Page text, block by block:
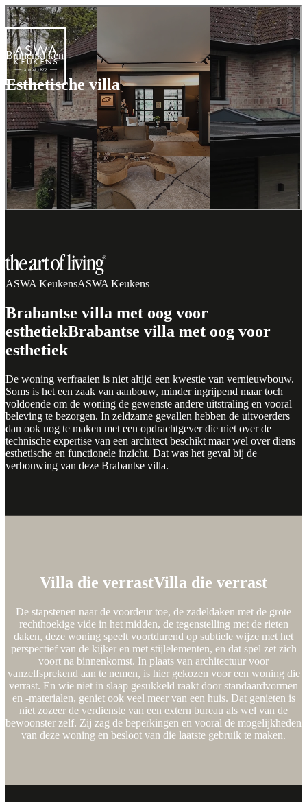
Binnenkijken
Esthetische villa
Plan een adviesgesprek
ASWA KeukensASWA Keukens
Brabantse villa met oog voor
esthetiekBrabantse villa met oog voor
esthetiek
De woning verfraaien is niet altijd een kwestie van vernieuwbouw.
Soms is het een zaak van aanbouw, minder ingrijpend maar toch
voldoende om de woning de gewenste andere uitstraling en vooral
beleving te bezorgen. In zeldzame gevallen hebben de uitvoerders
dan ook nog te maken met een opdrachtgever die niet over de
technische expertise van een architect beschikt maar wel over diens
esthetische en functionele inzicht. Dat was het geval bij de
verbouwing van deze Brabantse villa.
De voorzijdeDe voorzijde
Villa die verrastVilla die verrast
De stapstenen naar de voordeur toe, de zadeldaken met de grote
rechthoekige vide in het midden, de tegenstelling met de rieten
daken, deze woning speelt voortdurend op subtiele wijze met het
perspectief van de kijker en met stijlelementen, en dat spel zet zich
voort na binnenkomst. In plaats van architectuur voor
vanzelfsprekend aan te nemen, is hier gekozen voor een woning die
verrast. En wie niet in slaap gesukkeld raakt door standaardvormen
en -materialen, geniet ook veel meer van een huis. Dat genieten is
niet zozeer de verdienste van een extern bureau als wel van de
bewoonster zelf. Zij zag de beperkingen en vooral de mogelijkheden
van deze woning en besloot van die laatste gebruik te maken.